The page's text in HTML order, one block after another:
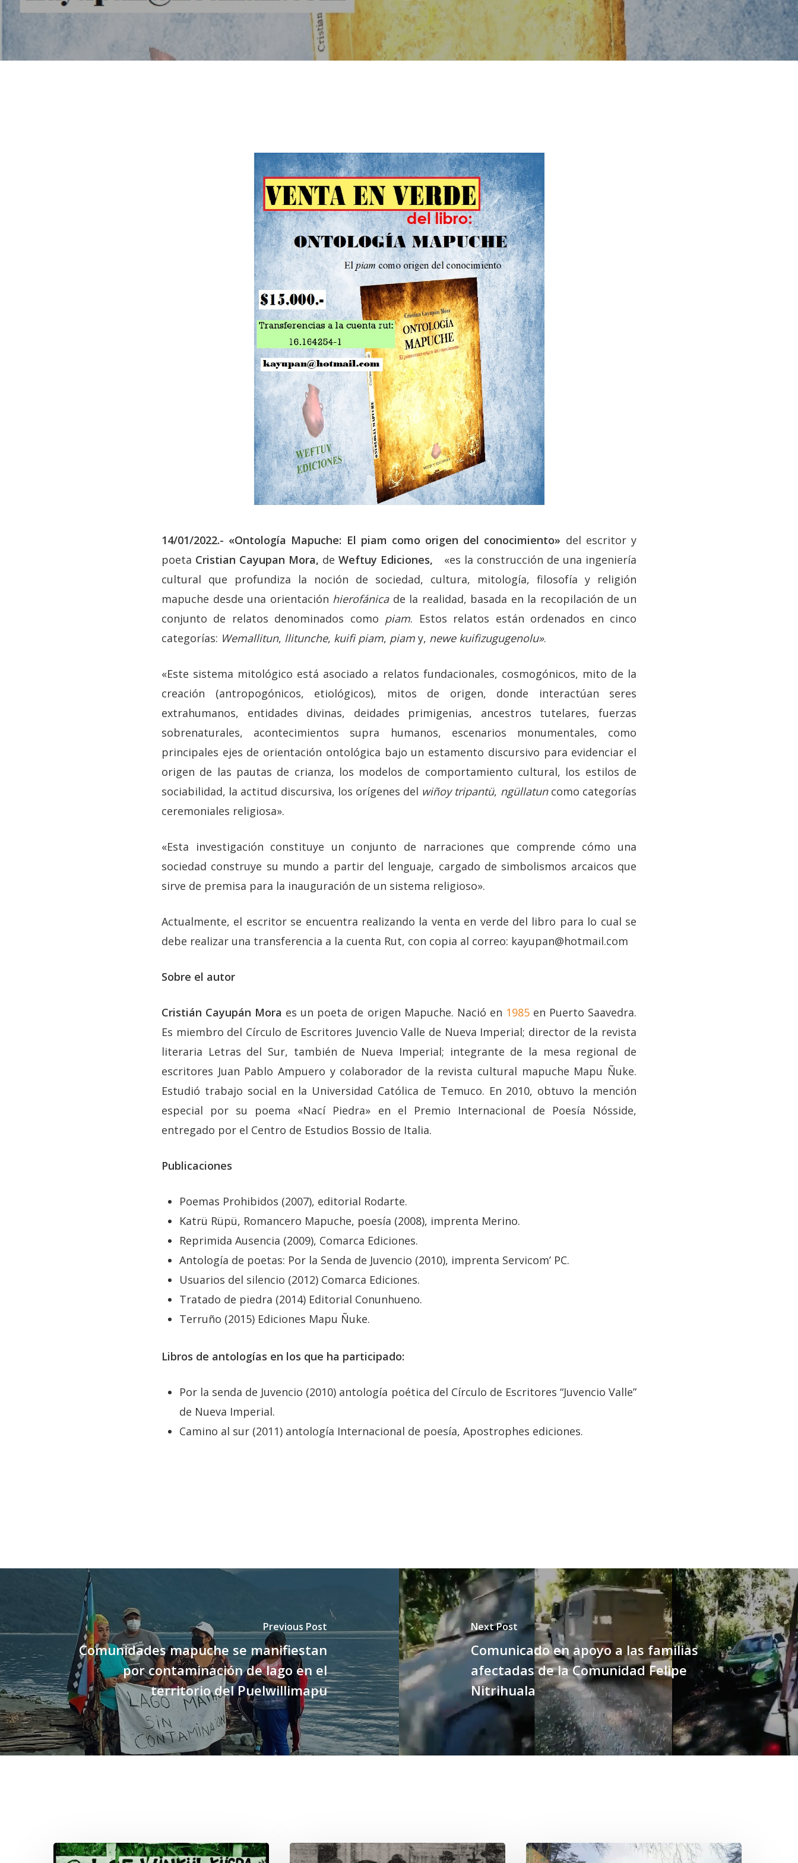
14/01/2022.- «Ontología Mapuche: El piam como origen del conocimiento» del escritor y
poeta Cristian Cayupan Mora, de Weftuy Ediciones, «es la construcción de una ingeniería
cultural que profundiza la noción de sociedad, cultura, mitología, filosofía y religión
mapuche desde una orientación hierofánicade la realidad, basada en la recopilación de un
conjunto de relatos denominados como piam. Estos relatos están ordenados en cinco
categorías: Wemallitun, llitunche, kuifi piam, piam y, newe kuifizugugenolu».
«Este sistema mitológico está asociado a relatos fundacionales, cosmogónicos, mito de la
creación (antropogónicos, etiológicos), mitos de origen, donde interactúan seres
extrahumanos, entidades divinas, deidades primigenias, ancestros tutelares, fuerzas
sobrenaturales, acontecimientos supra humanos, escenarios monumentales, como
principales ejes de orientación ontológica bajo un estamento discursivo para evidenciar el
origen de las pautas de crianza, los modelos de comportamiento cultural, los estilos de
sociabilidad, la actitud discursiva, los orígenes del wiñoy tripantü, ngüllatuncomo categorías
ceremoniales religiosa».
«Esta investigación constituye un conjunto de narraciones que comprende cómo una
sociedad construye su mundo a partir del lenguaje, cargado de simbolismos arcaicos que
sirve de premisa para la inauguración de un sistema religioso».
Actualmente, el escritor se encuentra realizando la venta en verde del libro para lo cual se
debe realizar una transferencia a la cuenta Rut, con copia al correo: kayupan@hotmail.com
Sobre el autor
Cristián Cayupán Mora es un poeta de origen Mapuche. Nació en 1985en Puerto Saavedra.
Es miembro del Círculo de Escritores Juvencio Valle de Nueva Imperial; director de la revista
literaria Letras del Sur, también de Nueva Imperial; integrante de la mesa regional de
escritores Juan Pablo Ampuero y colaborador de la revista cultural mapuche Mapu Ñuke.
Estudió trabajo social en la Universidad Católica de Temuco. En 2010, obtuvo la mención
especial por su poema «Nací Piedra» en el Premio Internacional de Poesía Nósside,
entregado por el Centro de Estudios Bossio de Italia.
Publicaciones
Poemas Prohibidos (2007), editorial Rodarte.
Katrü Rüpü, Romancero Mapuche, poesía (2008), imprenta Merino.
Reprimida Ausencia (2009), Comarca Ediciones.
Antología de poetas: Por la Senda de Juvencio (2010), imprenta Servicom’ PC.
Usuarios del silencio (2012) Comarca Ediciones.
Tratado de piedra (2014) Editorial Conunhueno.
Terruño (2015) Ediciones Mapu Ñuke.
Libros de antologías en los que ha participado:
Por la senda de Juvencio (2010) antología poética del Círculo de Escritores “Juvencio Valle”
de Nueva Imperial.
Camino al sur (2011) antología Internacional de poesía, Apostrophes ediciones.
Previous Post
Comunidades mapuche se manifiestan
por contaminación de lago en el
territorio del Puelwillimapu
Next Post
Comunicado en apoyo a las familias
afectadas de la Comunidad Felipe
Nitrihuala
Lof Chawrakawin: En